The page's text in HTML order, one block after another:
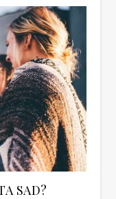
SAD?